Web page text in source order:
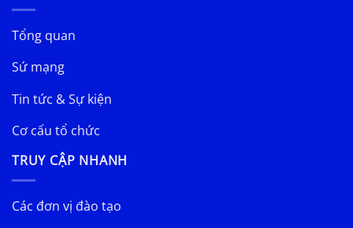
Tổng quan
Sứ mạng
Tin tức & Sự kiện
Cơ cấu tổ chức
TRUY CẬP NHANH
Các đơn vị đào tạo